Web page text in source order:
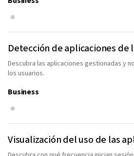
Detección de aplicaciones de
Descubra las aplicaciones gestionadas y
los usuarios.
Business
Visualización del uso de las